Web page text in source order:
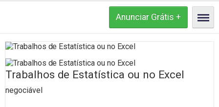
Trabalhos de Estatística ou no Excel
negociável